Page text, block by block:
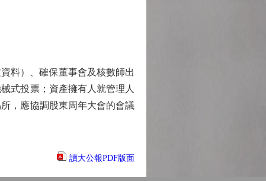
料）、確保董事會及核數師出
式投票；資產擁有人就管理人
，應協調股東周年大會的會議
讀大公報PDF版面